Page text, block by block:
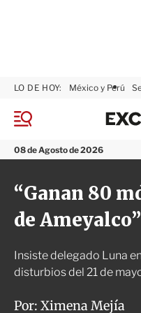
M
n
ú
08 de Agosto de 2026
LO DE HOY: México y Perú
“Ganan 80
de Ameyalco”
Insiste delegado Luna
disturbios del 21 de
Por: Ximena Mejía